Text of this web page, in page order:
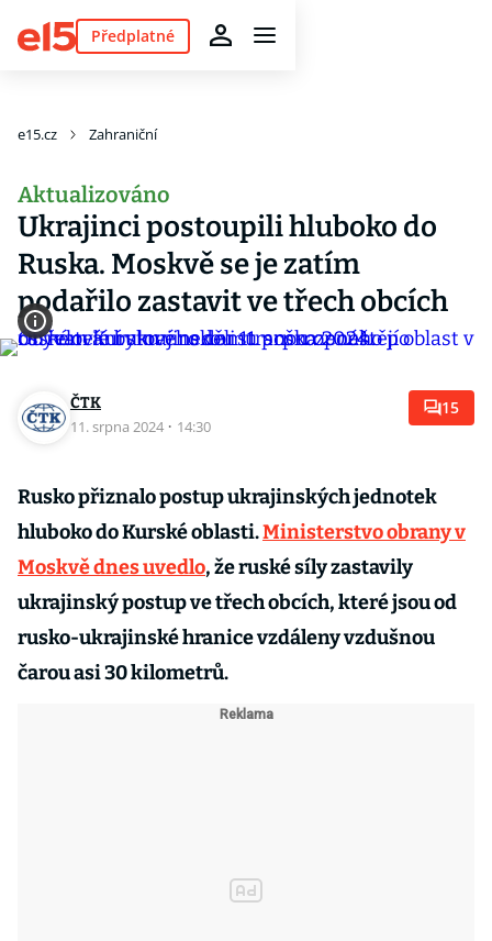
Předplatné
e15.cz Zahraniční
Aktualizováno
Ukrajinci postoupili hluboko do
Ruska. Moskvě se je zatím
podařilo zastavit ve třech obcích
ČTK
11. srpna 2024 · 14:30
15
Rusko přiznalo postup ukrajinských jednotek
hluboko do Kurské oblasti.Ministerstvo obrany v
Moskvě dnes uvedlo, že ruské síly zastavily
ukrajinský postup ve třech obcích, které jsou od
rusko-ukrajinské hranice vzdáleny vzdušnou
čarou asi 30 kilometrů.